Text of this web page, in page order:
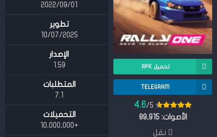
تحميل APK
TELEGRAM
4.6/5
الأصوات:89,915
نقل
01‏/09‏/2022
تطوير
10/07/2025
الإصدار
1.59
المتطلبات
7.1
التحميلات
+10,000,000